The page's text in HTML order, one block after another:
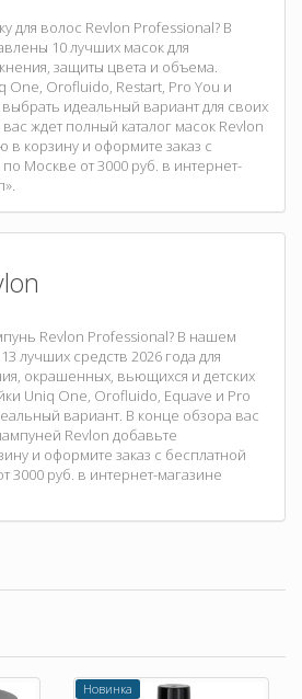
для волос Revlon Professional? В
10 лучших масок для
защиты цвета и объема.
One, Orofluido, Restart, Pro You и
идеальный вариант для своих
ждет полный каталог масок Revlon
корзину и оформите заказ с
Москве от 3000 руб. в интернет-
Revlon Professional? В нашем
лучших средств 2026 года для
окрашенных, вьющихся и детских
Uniq One, Orofluido, Equave и Pro
вариант. В конце обзора вас
Revlon добавьте
и оформите заказ с бесплатной
3000 руб. в интернет-магазине
Новинка